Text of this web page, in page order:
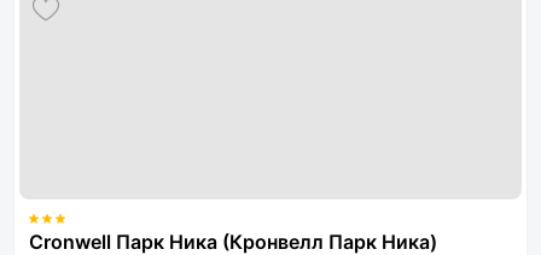
Cronwell Парк Ника (Кронвелл Парк Ника)